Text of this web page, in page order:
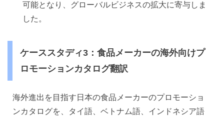
可能となり、グローバルビジネスの拡大に寄与しま
した。
ケーススタディ3：食品メーカーの海外向けプ
ロモーションカタログ翻訳
海外進出を目指す日本の食品メーカーのプロモーショ
ンカタログを、タイ語、ベトナム語、インドネシア語